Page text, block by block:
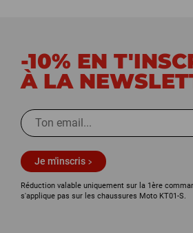
-10% EN
À LA
Je m'inscris
Réduction valable uniquement sur la 1ère
s'applique pas sur les chaussures Moto KT01-S.